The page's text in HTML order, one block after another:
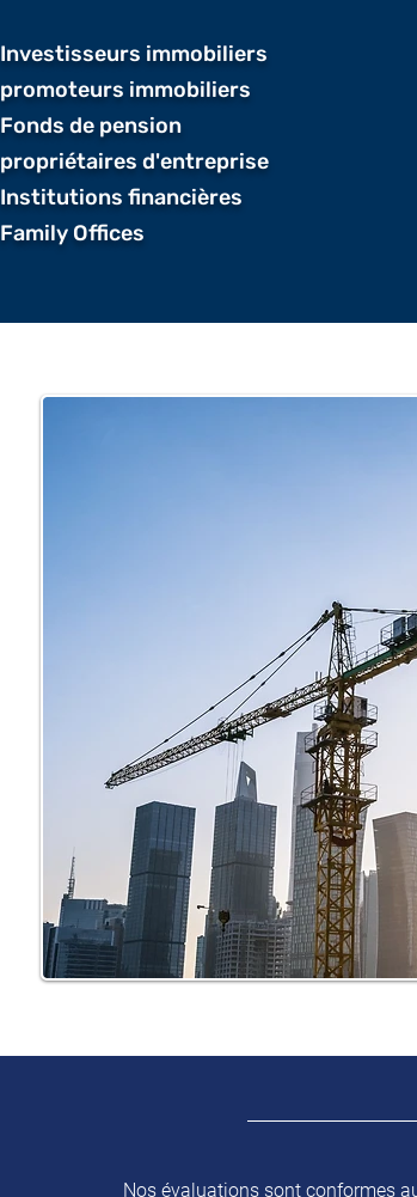
Investisseurs immobiliers
promoteurs immobiliers
Fonds de pension
propriétaires d'entreprise
Institutions financières
Family Offices
Nos évaluations sont conformes